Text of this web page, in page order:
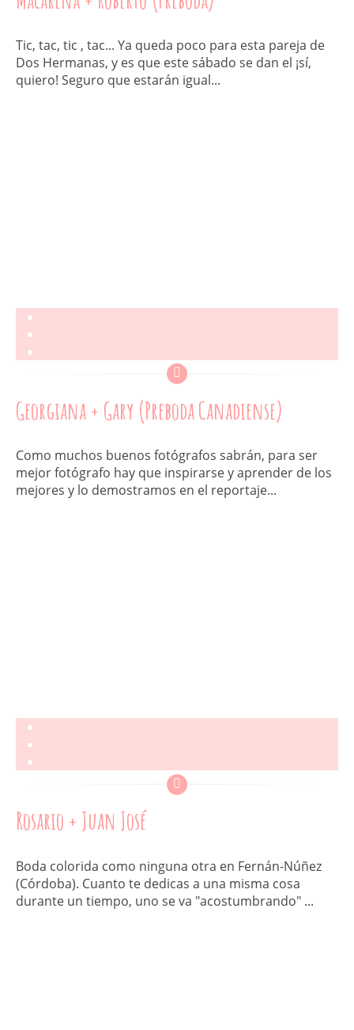
Tic, tac, tic , tac... Ya queda poco para esta pareja de
Dos Hermanas, y es que este sábado se dan el ¡sí,
quiero! Seguro que estarán igual...
Georgiana + Gary (Preboda Canadiense)
Como muchos buenos fotógrafos sabrán, para ser
mejor fotógrafo hay que inspirarse y aprender de los
mejores y lo demostramos en el reportaje...
Rosario + Juan José
Boda colorida como ninguna otra en Fernán-Núñez
(Córdoba). Cuanto te dedicas a una misma cosa
durante un tiempo, uno se va "acostumbrando" ...